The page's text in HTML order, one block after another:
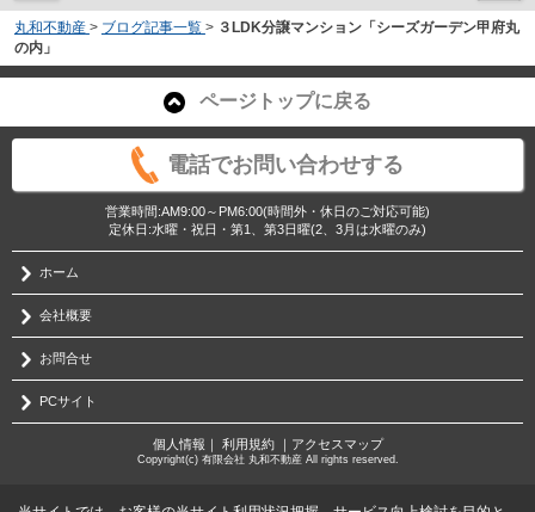
丸和不動産 > ブログ記事一覧 > ３LDK分譲マンション「シーズガーデン甲府丸
の内」
ページトップに戻る
電話でお問い合わせする
営業時間:AM9:00～PM6:00(時間外・休日のご対応可能)
定休日:水曜・祝日・第1、第3日曜(2、3月は水曜のみ)
ホーム
会社概要
お問合せ
PCサイト
個人情報 ｜ 利用規約｜ アクセスマップ
Copyright(c) 有限会社 丸和不動産 All rights reserved.